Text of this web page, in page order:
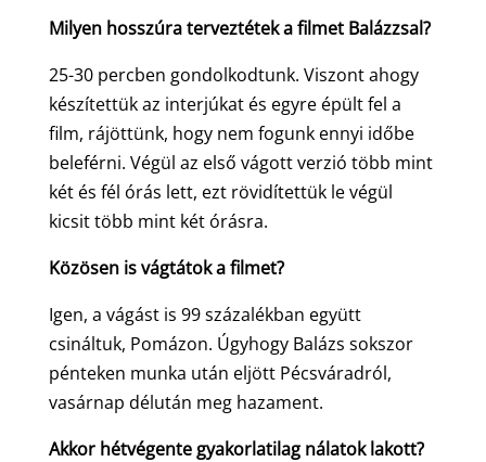
Milyen hosszúra terveztétek a filmet Balázzsal?
25-30 percben gondolkodtunk. Viszont ahogy
készítettük az interjúkat és egyre épült fel a
film, rájöttünk, hogy nem fogunk ennyi időbe
beleférni. Végül az első vágott verzió több mint
két és fél órás lett, ezt rövidítettük le végül
kicsit több mint két órásra.
Közösen is vágtátok a filmet?
Igen, a vágást is 99 százalékban együtt
csináltuk, Pomázon. Úgyhogy Balázs sokszor
pénteken munka után eljött Pécsváradról,
vasárnap délután meg hazament.
Akkor hétvégente gyakorlatilag nálatok lakott?